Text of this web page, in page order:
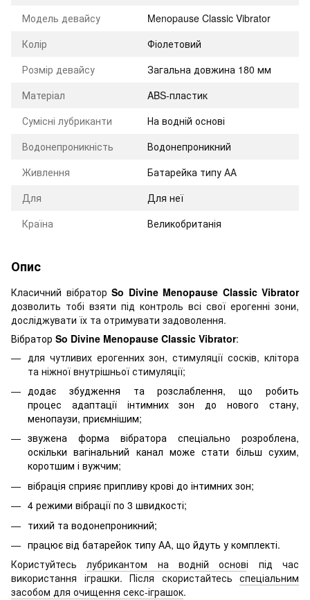
Модель девайсу
Menopause Classic Vibrator
Колір
Фіолетовий
Розмір девайсу
Загальна довжина 180 мм
Матеріал
ABS-пластик
Сумісні лубриканти
На водній основі
Водонепроникність
Водонепроникний
Живлення
Батарейка типу АА
Для
Для неї
Країна
Великобританія
Опис
Класичний вібратор So Divine Menopause Classic Vibrator
дозволить тобі взяти під контроль всі свої ерогенні зони,
досліджувати їх та отримувати задоволення.
Вібратор So Divine Menopause Classic Vibrator:
для чутливих ерогенних зон, стимуляції сосків, клітора
та ніжної внутрішньої стимуляції;
додає збудження та розслаблення, що робить
процес адаптації інтимних зон до нового стану,
менопаузи, приємнішим;
звужена форма вібратора спеціально розроблена,
оскільки вагінальний канал може стати більш сухим,
коротшим і вужчим;
вібрація сприяє припливу крові до інтимних зон;
4 режими вібрації по 3 швидкості;
тихий та водонепроникний;
працює від батарейок типу АА, що йдуть у комплекті.
Користуйтесьлубрикантом на водній основі під час
використання іграшки. Після скористайтесь спеціальним
засобом для очищення секс-іграшок.